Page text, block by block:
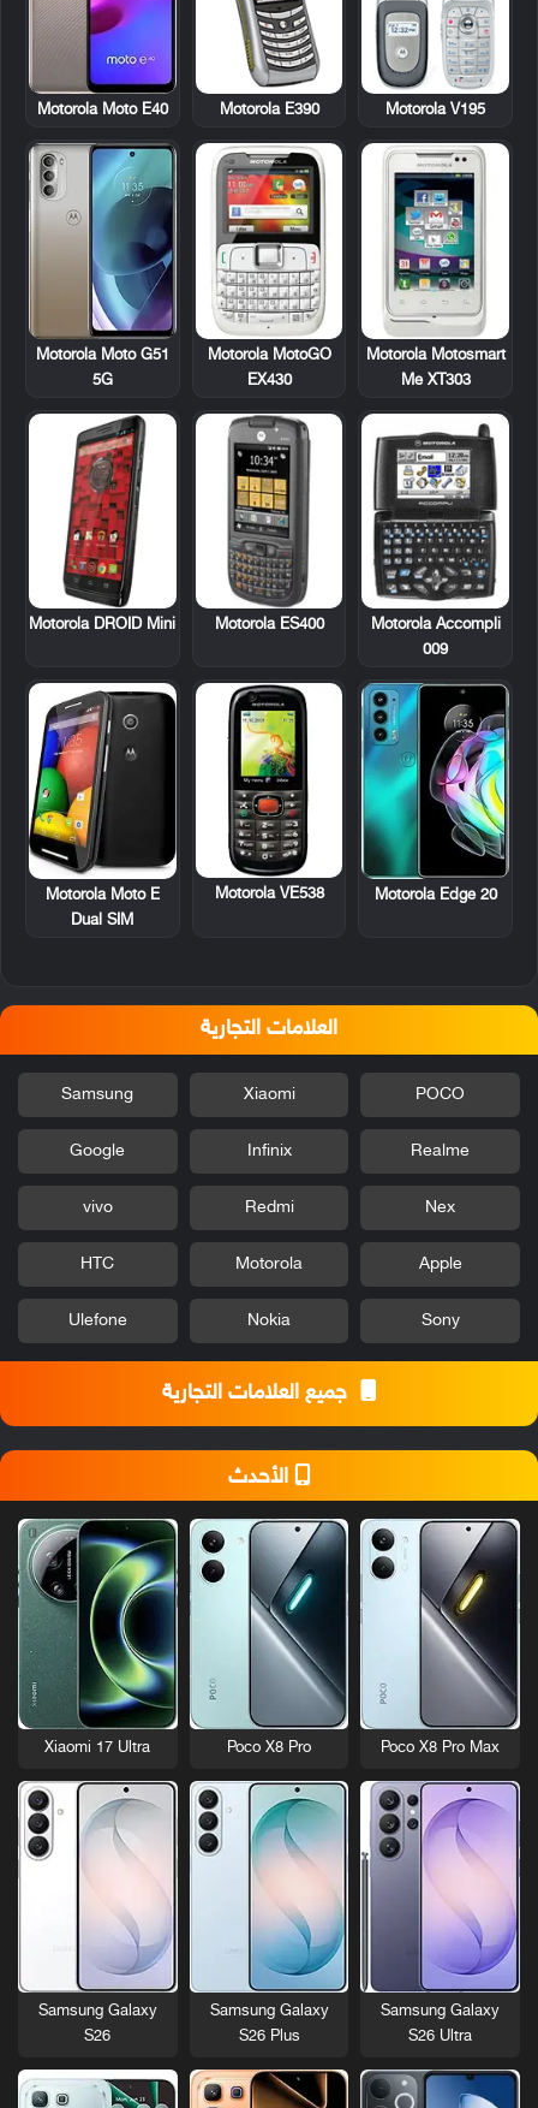
Motorola V195
Motorola E390
Motorola Moto E40
Motorola Motosmart
Me XT303
Motorola MotoGO
EX430
Motorola Moto G51
5G
Motorola Accompli
009
Motorola ES400
Motorola DROID Mini
Motorola Edge 20
Motorola VE538
Motorola Moto E
Dual SIM
العلامات التجارية
POCO
Xiaomi
Samsung
Realme
Infinix
Google
Nex
Redmi
vivo
Apple
Motorola
HTC
Sony
Nokia
Ulefone
جميع العلامات التجارية
الأحدث
Poco X8 Pro Max
Poco X8 Pro
Xiaomi 17 Ultra
Samsung Galaxy
S26 Ultra
Samsung Galaxy
S26 Plus
Samsung Galaxy
S26